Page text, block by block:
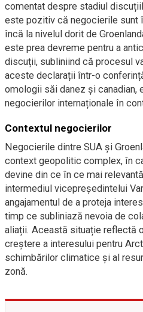
comentat despre stadiul
este pozitiv că negocierile sunt
încă la nivelul dorit de
este prea devreme pentru a
discuții, subliniind că procesul
aceste declarații într-o
omologii săi danez și canadian,
negocierilor internaționale în
Contextul negocierilor
Negocierile dintre SUA și
context geopolitic complex, în
devine din ce în ce mai
intermediul vicepreședintelui
angajamentul de a proteja
timp ce subliniază nevoia de
aliații. Această situație reflectă
creștere a interesului pentru
schimbărilor climatice și al
zonă.